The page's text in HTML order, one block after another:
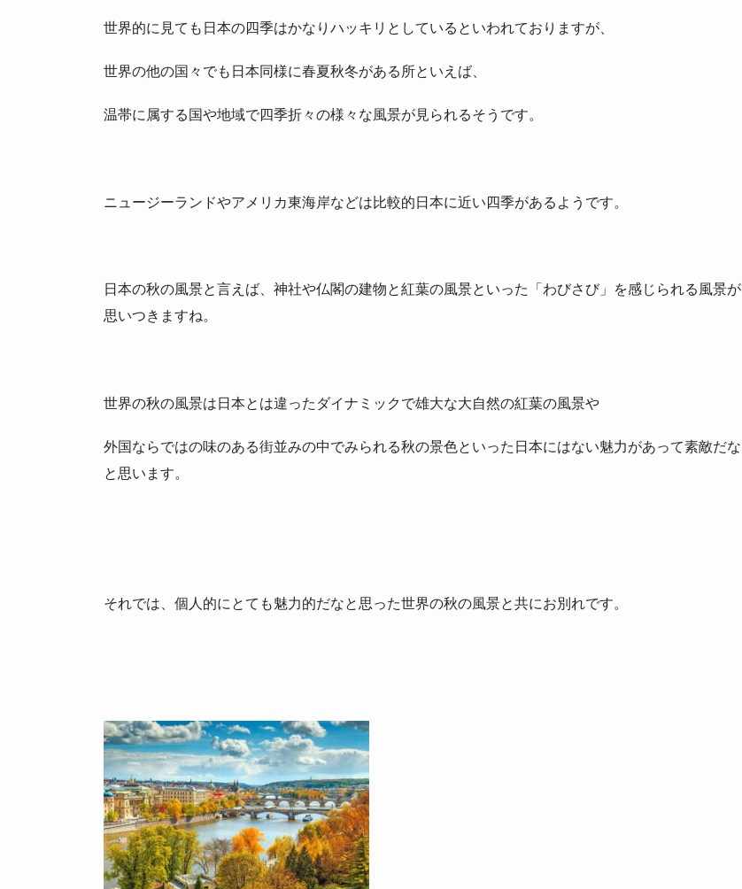
世界的に見ても日本の四季はかなりハッキリとしているといわれておりますが、
世界の他の国々でも日本同様に春夏秋冬がある所といえば、
温帯に属する国や地域で四季折々の様々な風景が見られるそうです。
ニュージーランドやアメリカ東海岸などは比較的日本に近い四季があるようです。
日本の秋の風景と言えば、神社や仏閣の建物と紅葉の風景といった「わびさび」を感じられる風景が
思いつきますね。
世界の秋の風景は日本とは違ったダイナミックで雄大な大自然の紅葉の風景や
外国ならではの味のある街並みの中でみられる秋の景色といった日本にはない魅力があって素敵だな
と思います。
それでは、個人的にとても魅力的だなと思った世界の秋の風景と共にお別れです。